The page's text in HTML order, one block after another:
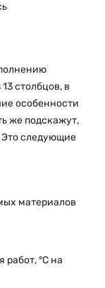
столбцов, в
особенности
же подскажут,
Это следующие
материалов
работ, °С на